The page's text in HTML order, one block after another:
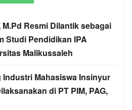
Resmi Dilantik sebagai
Studi Pendidikan IPA
Malikussaleh
Mahasiswa Insinyur
di PT PIM, PAG,